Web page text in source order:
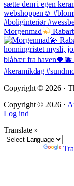
Morgenmad
Copyright © 2026 ·
Copyright © 2026 ·
Log ind
Translate »